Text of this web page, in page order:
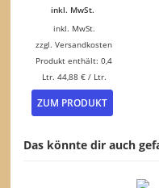
inkl. MwSt.
inkl. MwSt.
zzgl.Versandkosten
Produkt enthält: 0,4
Ltr. 44,88 €/ Ltr.
ZUM PRODUKT
Das könnte dir auch